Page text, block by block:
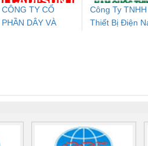
Lưu Điện AC
Mô-đun Ắc Quy
CÔNG TY CỔ
PHẦN DÂY VÀ
Công Ty TNHH
Thiết Bị Điện